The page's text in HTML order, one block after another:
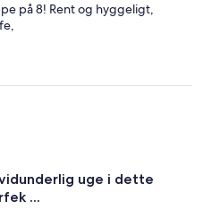
på 8! Rent og hyggeligt,
uge i dette
...